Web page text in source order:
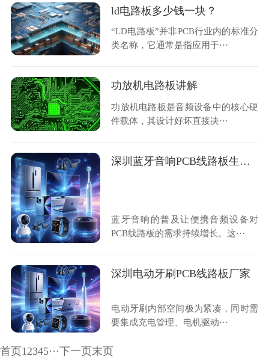
ld电路板多少钱一块？
“LD电路板”并非PCB行业内的标准分
类名称，它通常是指应用于···
功放机电路板讲解
功放机电路板是音频设备中的核心硬
件载体，其设计好坏直接决···
深圳蓝牙音响PCB线路板生产厂家
蓝牙音响的普及让便携音频设备对
PCB线路板的需求持续增长。这···
深圳电动牙刷PCB线路板厂家
电动牙刷内部空间极为紧凑，同时需
要集成充电管理、电机驱动···
首页12345···下一页末页